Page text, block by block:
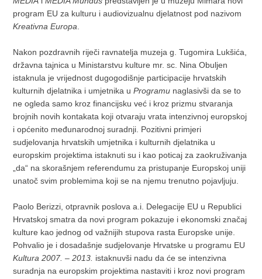
program EU za kulturu i audiovizualnu djelatnost pod nazivom
Kreativna Europa
Nakon pozdravnih riječi ravnatelja muzeja g. Tugomira Lukšića,
državna tajnica u Ministarstvu kulture mr. sc. Nina Obuljen
istaknula je vrijednost dugogodišnje participacije hrvatskih
kulturnih djelatnika i umjetnika uProgramu naglasivši da se to
ne ogleda samo kroz financijsku već i kroz prizmu stvaranja
brojnih novih kontakata koji otvaraju vrata intenzivnoj europskoj
i općenito međunarodnoj suradnji. Pozitivni primjeri
sudjelovanja hrvatskih umjetnika i kulturnih djelatnika u
europskim projektima istaknuti su i kao poticaj za zaokruživanja
„da“ na skorašnjem referendumu za pristupanje Europskoj uniji
unatoč svim problemima koji se na njemu trenutno pojavljuju.
Paolo Berizzi, otpravnik poslova a.i. Delegacije EU u Republici
Hrvatskoj smatra da novi program pokazuje i ekonomski značaj
kulture kao jednog od važnijih stupova rasta Europske unije.
Pohvalio je i dosadašnje sudjelovanje Hrvatske u programu EU
Kultura 2007. – 2013. istaknuvši nadu da će se intenzivna
suradnja na europskim projektima nastaviti i kroz novi program